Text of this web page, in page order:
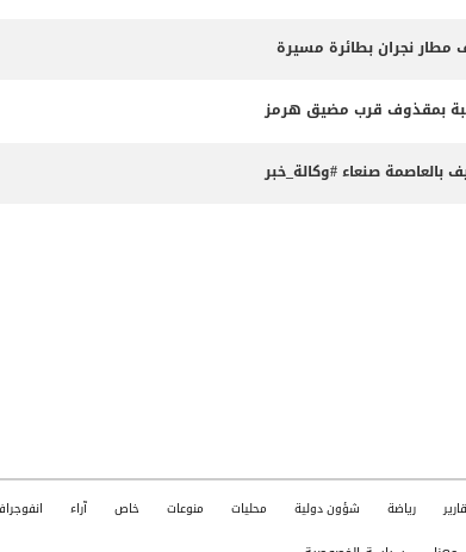
مطار نجران بطائرة مسيرة
بمقذوف قرب مضيق هرمز
بالعاصمة صنعاء #وكالة_خبر
رياضة شؤون دولية محليات منوعات خاص آراء